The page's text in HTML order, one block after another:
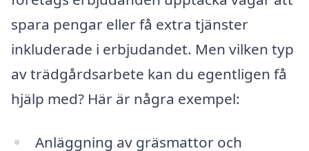
spara pengar eller få extra tjänster
inkluderade i erbjudandet. Men vilken typ
av trädgårdsarbete kan du egentligen få
hjälp med? Här är några exempel:
Anläggning av gräsmattor och